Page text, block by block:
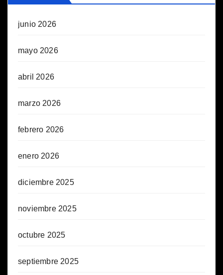
junio 2026
mayo 2026
abril 2026
marzo 2026
febrero 2026
enero 2026
diciembre 2025
noviembre 2025
octubre 2025
septiembre 2025